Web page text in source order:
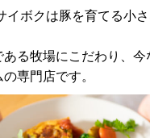
イボクは豚を育てる小
る牧場にこだわり、
専門店です。